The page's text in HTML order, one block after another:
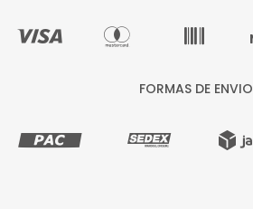
FORMAS DE ENVIO